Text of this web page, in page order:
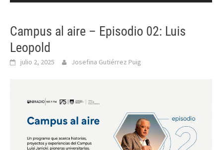
Campus al aire – Episodio 02: Luis
Leopold
julio 2, 2025 Josefina Gutiérrez Puig